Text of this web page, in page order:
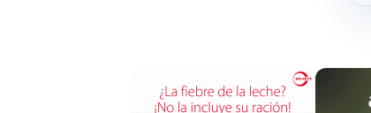
de reses como consecuencia de su
de los rumiantes (B.O.C. y L. n.o 124, de 29 de